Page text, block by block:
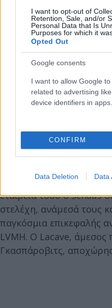
I want to opt-out of
Retention, Sale, and/or
Personal Data that Is
Purposes for which it
Opted Out
Google consents
I want to allow Google
related to advertising
device identifiers in apps.
CONFIRM
Data Deletion Data
Τον Σεπτέμβριο του
Schaus και η
έστειλαν σημείωμα στο
να κατευνάσουν τις
«Σας διαβεβαιώνουμε
αντιμετωπιστεί με
μονόπλευρες
υποτιμάται.
Τους επόμενους μήνες,
εταιρεία τόσο ο Schaus
στελέχη, ανάμεσά τους
παγκόσμια επικεφαλής
LVMH. Ο Lacave, άμεσος
Γκασπάροβιτς,